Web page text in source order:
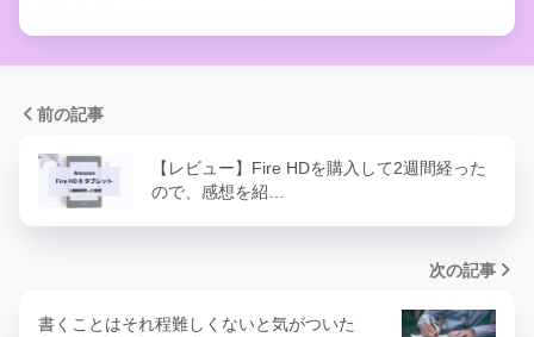
前の記事
【レビュー】Fire HDを購入して2週間経った
ので、感想を紹…
次の記事
書くことはそれ程難しくないと気がついた